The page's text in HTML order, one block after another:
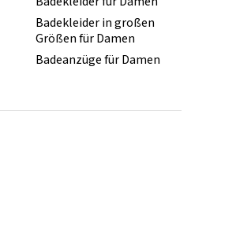
Badekleider in großen
Größen für Damen
Badeanzüge für Damen